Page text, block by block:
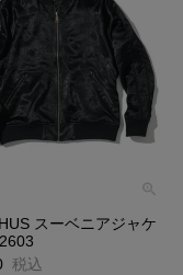
スーベニアジャケ
税込